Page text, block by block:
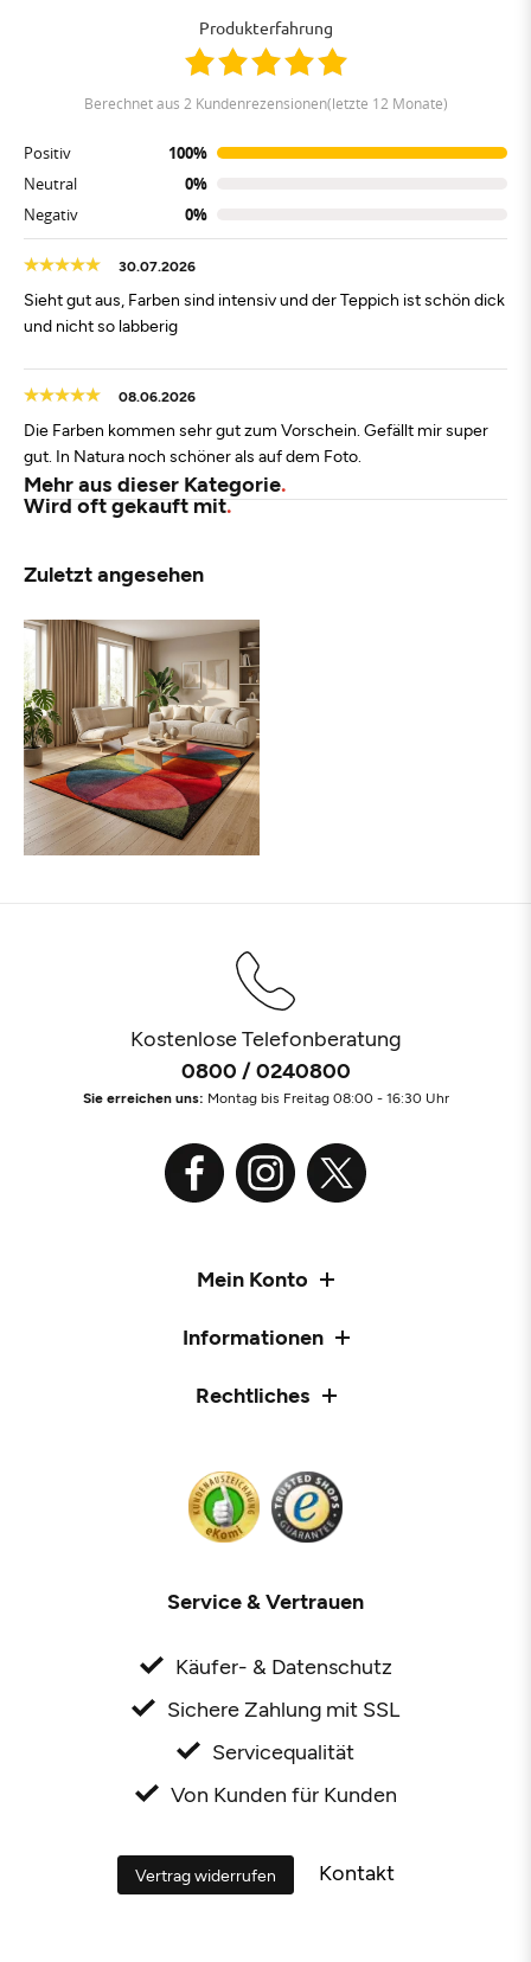
Produkterfahrung
berechnet aus 2 Kundenrezensionen(letzte 12 Monate)
Positiv
100%
Neutral
0%
Negativ
0%
30.07.2026
Sieht gut aus, Farben sind intensiv und der Teppich ist schön dick
und nicht so labberig
08.06.2026
Die Farben kommen sehr gut zum Vorschein. Gefällt mir super
gut. In Natura noch schöner als auf dem Foto.
Mehr aus dieser Kategorie
Wird oft gekauft mit
Zuletzt angesehen
Kostenlose Telefonberatung
0800 / 0240800
Sie erreichen uns: Montag bis Freitag 08:00 - 16:30 Uhr
Mein Konto
Informationen
Rechtliches
Service & Vertrauen
Käufer- & Datenschutz
Sichere Zahlung mit SSL
Servicequalität
Von Kunden für Kunden
Vertrag widerrufen Kontakt